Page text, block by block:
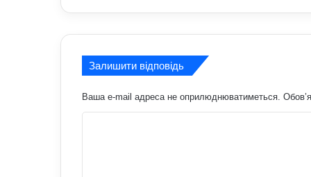
Залишити відповідь
Ваша e-mail адреса не оприлюднюватиметься.